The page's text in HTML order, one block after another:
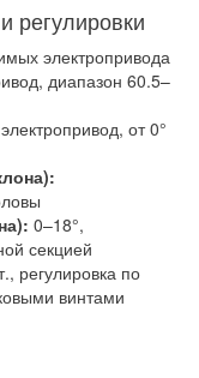
регулировки
электропривода
диапазон 60.5–
электропривод, от 0°
0–18°,
секцией
регулировка по
винтами